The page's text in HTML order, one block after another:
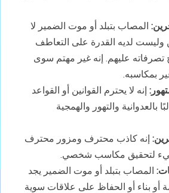
المصاب بتبلد أو موت الضمير لا
وليست لديه القدرة على التعاطف
تصرفاته عليهم. إنه غير مهتم سوى
بمكاسبه.
إنه لا يحترم القوانين أو القواعد
بالعدوانية والتهور والهمجية
إنه كاذب محترف ومزور محترف
لتحقيق مكاسب شخصي.
المصاب بتبلد أو موت الضمير يجد
أو بناء أو الحفاظ على علاقات سوية